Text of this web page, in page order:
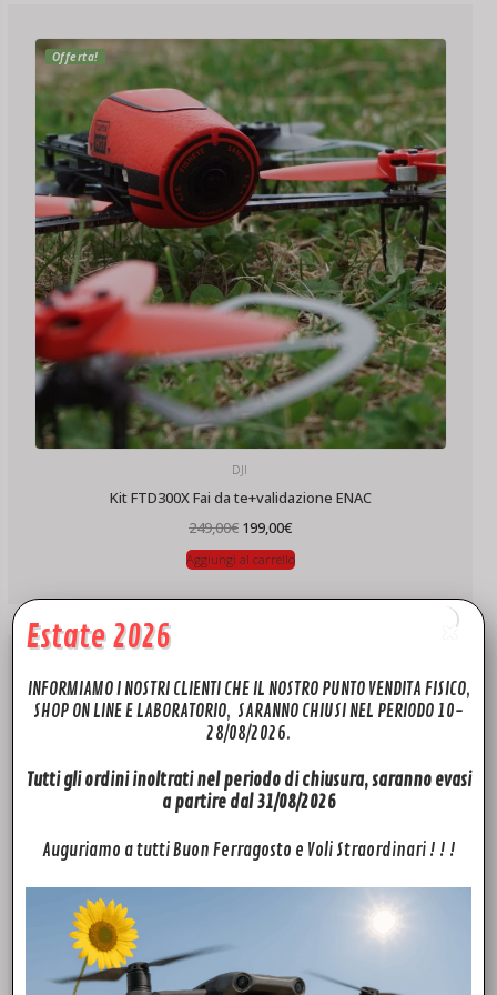
Offerta!
DJI
Kit FTD300X Fai da te+validazione ENAC
249,00€ Il
prezzo
originale
era:
199,00€Il
attuale
è:
Aggiungi al carrello
Installazione Kit FTD Super300+validazione ENAC
790,00€
Estate 2026
INFORMIAMO I NOSTRI CLIENTI CHE IL NOSTRO PUNTO VENDITA FISICO,
SHOP ON LINE E LABORATORIO, SARANNO CHIUSI NEL PERIODO 10-
28/08/2026.
Tutti gli ordini inoltrati nel periodo di chiusura, saranno evasi
a partire dal 31/08/2026
Auguriamo a tutti Buon Ferragosto e Voli Straordinari ! ! !